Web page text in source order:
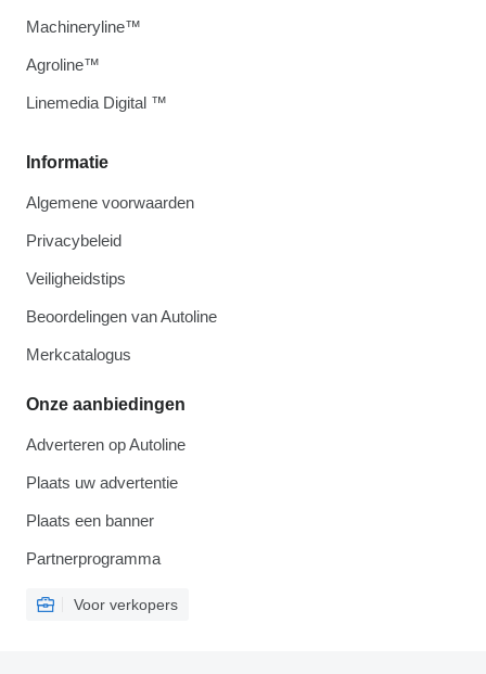
Informatie
Algemene voorwaarden
Privacybeleid
Veiligheidstips
Beoordelingen van Autoline
Merkcatalogus
Onze aanbiedingen
Adverteren op Autoline
Plaats uw advertentie
Plaats een banner
Partnerprogramma
Voor verkopers
Machineryline™
Agroline™
Linemedia Digital ™